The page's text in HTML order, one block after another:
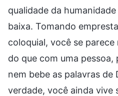
qualidade da
baixa. Tomando
coloquial, você se
do que com uma
nem bebe as palavras de
verdade, você ainda vive